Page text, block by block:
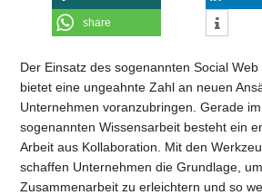
share
Der Einsatz des sogenannten Social
bietet eine ungeahnte Zahl an neuen
Unternehmen voranzubringen. Gerade
sogenannten Wissensarbeit besteht ein
Arbeit aus Kollaboration. Mit den
schaffen Unternehmen die Grundlage,
Zusammenarbeit zu erleichtern und so